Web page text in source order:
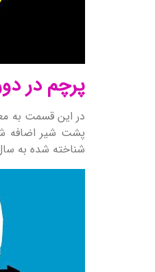
پرچم در
در این قسمت به
پشت شیر اضافه
شناخته شده به سال ۸۲۶ هجری قمری (حدود ۱۴۲۳ میلادی) همزمان با دوره تیموریان